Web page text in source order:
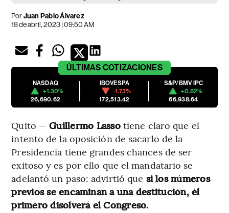
PorJuan Pablo Álvarez
18 de abril, 2023 | 09:50 AM
ÚLTIMAS COTIZACIONES
NASDAQ
+1.30%
26,690.62
IBOVESPA
-1.73%
172,513.42
S&P/BMV IPC
+0.82%
66,938.64
Quito —Guillermo Lassotiene claro que el
intento de la oposición de sacarlo de la
Presidencia tiene grandes chances de ser
exitoso y es por ello que el mandatario se
adelantó un paso: advirtió que si los números
previos se encaminan a una destitución, él
primero disolverá el Congreso.